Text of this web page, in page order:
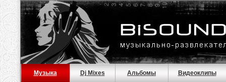
Музыка Dj Mixes Альбомы Видеоклипы